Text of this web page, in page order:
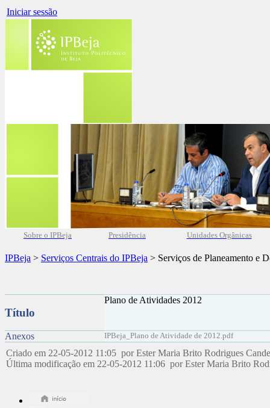
Iniciar sessão
Sobre o IPBeja Presidência Unidades Orgânicas
IPBeja > Serviços Centrais do IPBeja > Serviços de Planeamento e
Título
Plano de Atividades 2012
Anexos IPBeja_Plano de Atividade de 2012.pdf
Criado em 22-05-2012 11:05 por Ester Maria Brito Rodrigues
Última modificação em 22-05-2012 11:06 por Ester Maria Brito